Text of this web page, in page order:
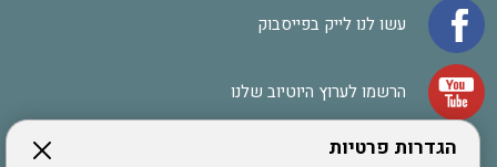
הגדרות פרטיות
עשו לנו לייק בפייסבוק
הרשמו לערוץ היוטיוב שלנו